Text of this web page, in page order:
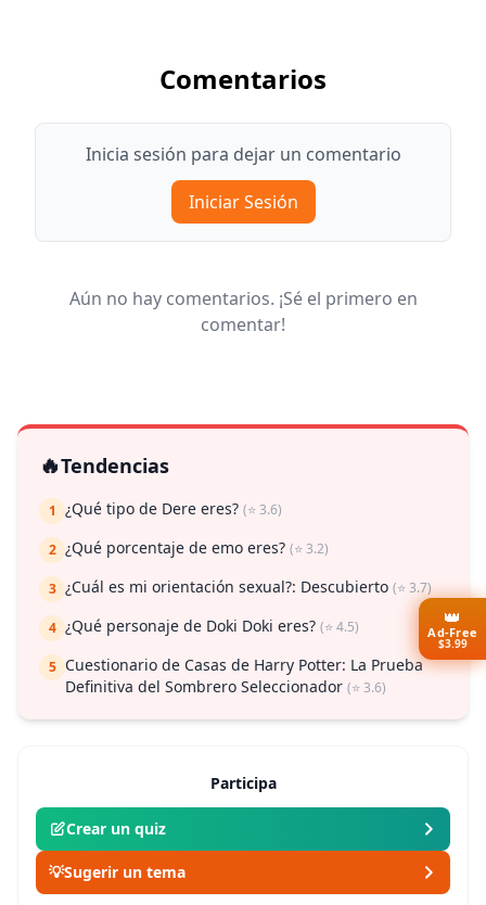
Comentarios
Inicia sesión para dejar un comentario
Iniciar Sesión
Aún no hay comentarios. ¡Sé el primero en
comentar!
🔥Tendencias
1 ¿Qué tipo de Dere eres? (⭐ 3.6)
2 ¿Qué porcentaje de emo eres? (⭐ 3.2)
3 ¿Cuál es mi orientación sexual?: Descubierto (⭐ 3.7)
4 ¿Qué personaje de Doki Doki eres? (⭐ 4.5)
5 Cuestionario de Casas de Harry Potter: La Prueba
Definitiva del Sombrero Seleccionador (⭐ 3.6)
Participa
Crear un quiz
💡Sugerir un tema
👑
Ad-Free
$3.99